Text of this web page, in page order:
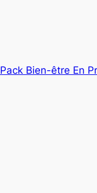
Pack Bien-être En